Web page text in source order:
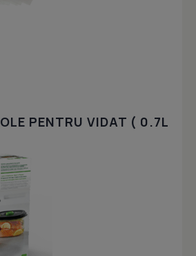
PENTRU VIDAT ( 0.7L